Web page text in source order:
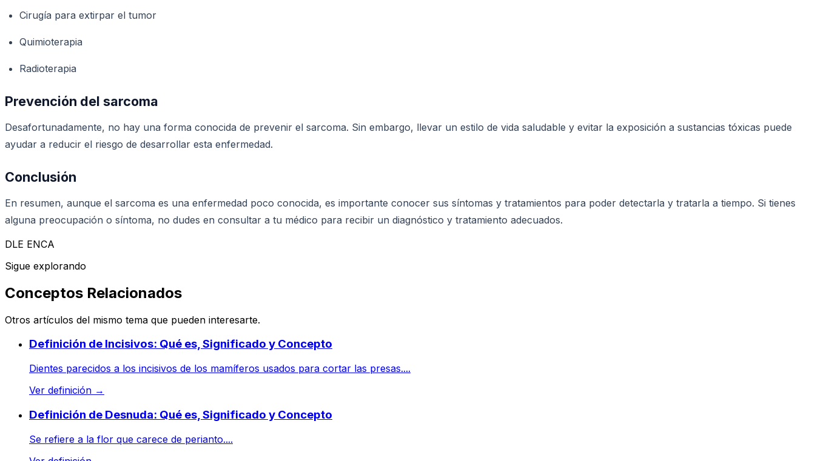
Cirugía para extirpar el tumor
Quimioterapia
Radioterapia
Prevención del sarcoma
Desafortunadamente, no hay una forma conocida de prevenir el sarcoma. Sin embargo, llevar un estilo de vida saludable y evitar la exposición a sustancias tóxicas puede
ayudar a reducir el riesgo de desarrollar esta enfermedad.
Conclusión
En resumen, aunque el sarcoma es una enfermedad poco conocida, es importante conocer sus síntomas y tratamientos para poder detectarla y tratarla a tiempo. Si tienes
alguna preocupación o síntoma, no dudes en consultar a tu médico para recibir un diagnóstico y tratamiento adecuados.
DLE ENCA
Sigue explorando
Conceptos Relacionados
Otros artículos del mismo tema que pueden interesarte.
Definición de Incisivos: Qué es, Significado y Concepto
Dientes parecidos a los incisivos de los mamíferos usados para cortar las presas....
Ver definición →
Definición de Desnuda: Qué es, Significado y Concepto
Se refiere a la flor que carece de perianto....